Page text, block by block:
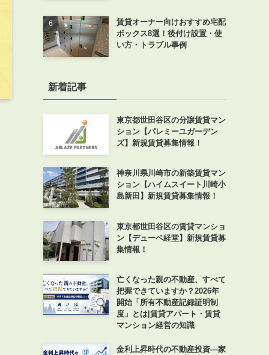
賃貸オーナー向けおすすめ宅配
ボックス8選！後付け設置・使
い方・トラブル事例
新着記事
東京都世田谷区の分譲賃貸マン
ション【パレミーユガーデン
ズ】新規賃貸募集情報！
神奈川県川崎市の新築賃貸マン
ション【ハイムスイート川崎小
島新田】新規賃貸募集情報！
東京都世田谷区の賃貸マンショ
ン【デューベ経堂】新規賃貸募
集情報！
亡くなった親の不動産、すべて
把握できていますか？2026年
開始「所有不動産記録証明制
度」とは|賃貸アパート・賃貸
マンション経営の知識
金利上昇時代の不動産投資―家